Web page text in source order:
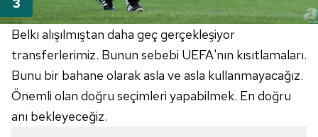
Belkı alışılmıştan daha geç gerçekleşiyor
transferlerimiz. Bunun sebebi UEFA'nın kısıtlamaları.
Bunu bir bahane olarak asla ve asla kullanmayacağız.
Önemli olan doğru seçimleri yapabilmek. En doğru
anı bekleyeceğiz.